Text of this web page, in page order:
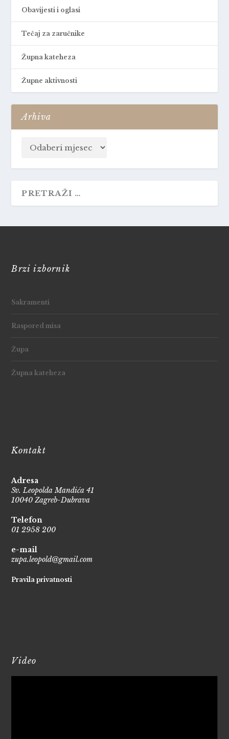
Obavijesti i oglasi
Tečaj za zaručnike
Župna kateheza
Župne aktivnosti
Arhiva
Brzi izbornik
Sakramenti
Raspored misa
Župa
Župna kateheza
Kontakt
Adresa
Sv. Leopolda Mandića 41
10040 Zagreb-Dubrava
Telefon
01 2958 200
e-mail
zupa.leopold@gmail.com
Pravila privatnosti
Video